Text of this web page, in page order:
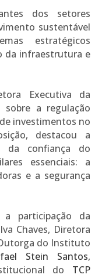
dos setores
sustentável
estratégicos
da infraestrutura e
Executiva da
sobre a regulação
investimentos no
destacou a
da confiança do
essenciais: a
e a segurança
participação da
Chaves, Diretora
do Instituto
Stein Santos,
do TCP